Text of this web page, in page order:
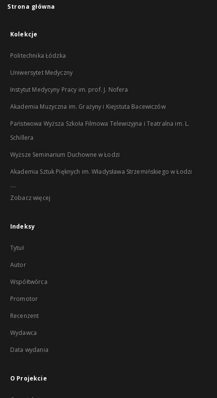
Strona główna
Kolekcje
Politechnika Łódzka
Uniwersytet Medyczny
Instytut Medycyny Pracy im. prof. J. Nofera
Akademia Muzyczna im. Grażyny i Kiejstuta Bacewiczów
Państwowa Wyższa Szkoła Filmowa Telewizyjna i Teatralna im. L.
Schillera
Wyższe Seminarium Duchowne w Łodzi
Akademia Sztuk Pięknych im. Władysława Strzemińskiego w Łodzi
...
Zobacz więcej
Indeksy
Tytuł
Autor
Współtwórca
Promotor
Recenzent
Wydawca
Data wydania
O Projekcie